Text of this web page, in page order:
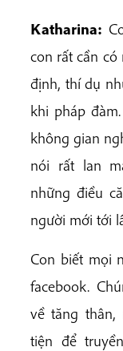
Katharina:
con rất cần
định, thí dụ
khi pháp
không gian
nói rất lan
những điều
người mới tới
Con biết mọi
facebook.
về tăng thân,
tiện để